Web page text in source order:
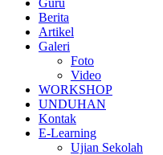
Guru
Berita
Artikel
Galeri
Foto
Video
WORKSHOP
UNDUHAN
Kontak
E-Learning
Ujian Sekolah